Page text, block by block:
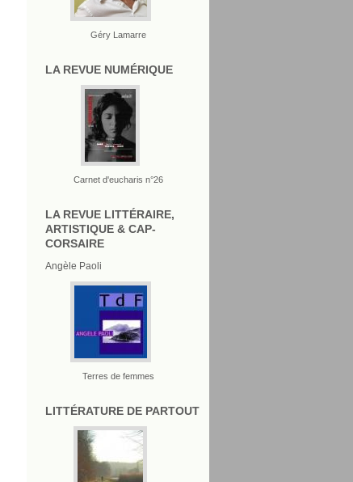
Géry Lamarre
LA REVUE NUMÉRIQUE
Carnet d'eucharis n°26
LA REVUE LITTÉRAIRE,
ARTISTIQUE & CAP-
CORSAIRE
Angèle Paoli
Terres de femmes
LITTÉRATURE DE PARTOUT